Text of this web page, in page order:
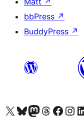
bbPress ↗
BuddyPress ↗
Bezoek ons X (voorheen Twitter) account
Bezoek ons Bluesky account
Bezoek ons Mastodon account
Bezoek ons Threads
Onze Facebook
Bezoek